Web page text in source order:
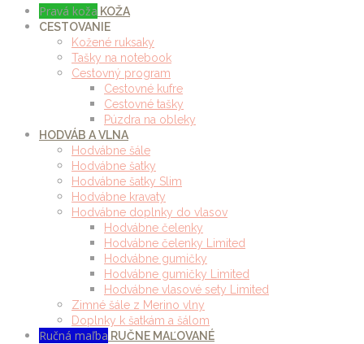
Pravá koža KOŽA
CESTOVANIE
Kožené ruksaky
Tašky na notebook
Cestovný program
Cestovné kufre
Cestovné tašky
Púzdra na obleky
HODVÁB A VLNA
Hodvábne šále
Hodvábne šatky
Hodvábne šatky Slim
Hodvábne kravaty
Hodvábne doplnky do vlasov
Hodvábne čelenky
Hodvábne čelenky Limited
Hodvábne gumičky
Hodvábne gumičky Limited
Hodvábne vlasové sety Limited
Zimné šále z Merino vlny
Doplnky k šatkám a šálom
Ručná maľba RUČNE MAĽOVANÉ